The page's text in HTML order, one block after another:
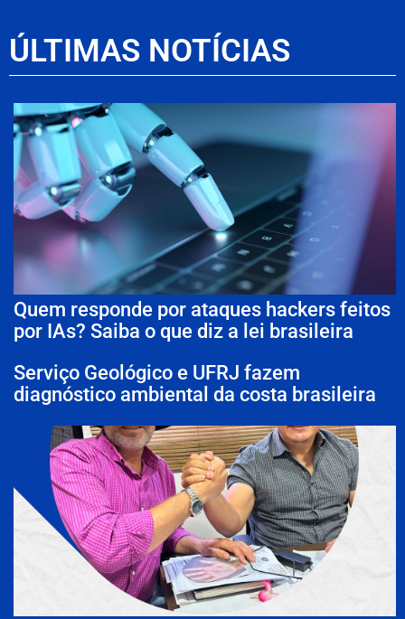
ÚLTIMAS NOTÍCIAS
Quem responde por ataques hackers feitos
por IAs? Saiba o que diz a lei brasileira
Serviço Geológico e UFRJ fazem
diagnóstico ambiental da costa brasileira